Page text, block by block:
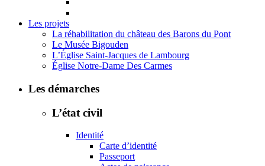
Les projets
La réhabilitation du château des Barons du Pont
Le Musée Bigouden
L’Église Saint-Jacques de Lambourg
Église Notre-Dame Des Carmes
Les démarches
L’état civil
Identité
Carte d’identité
Passeport